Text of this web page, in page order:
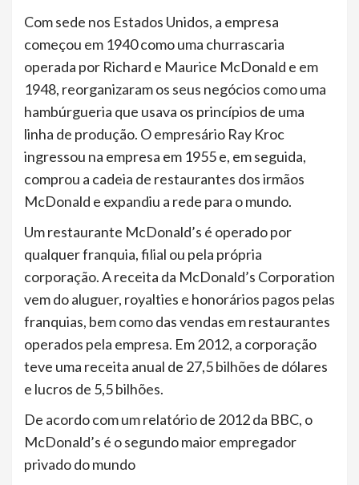
Com sede nos Estados Unidos, a empresa
começou em 1940 como uma churrascaria
operada por Richard e Maurice McDonald e em
1948, reorganizaram os seus negócios como uma
hambúrgueria que usava os princípios de uma
linha de produção. O empresário Ray Kroc
ingressou na empresa em 1955 e, em seguida,
comprou a cadeia de restaurantes dos irmãos
McDonald e expandiu a rede para o mundo.
Um restaurante McDonald’s é operado por
qualquer franquia, filial ou pela própria
corporação. A receita da McDonald’s Corporation
vem do aluguer, royalties e honorários pagos pelas
franquias, bem como das vendas em restaurantes
operados pela empresa. Em 2012, a corporação
teve uma receita anual de 27,5 bilhões de dólares
e lucros de 5,5 bilhões.
De acordo com um relatório de 2012 da BBC, o
McDonald’s é o segundo maior empregador
privado do mundo